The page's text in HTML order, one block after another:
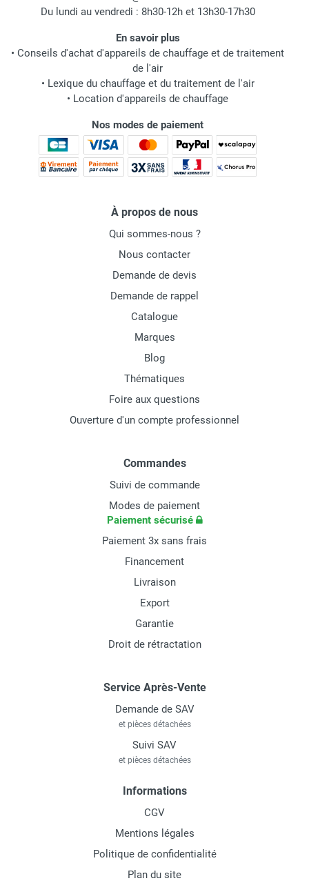
Du lundi au vendredi : 8h30-12h et 13h30-17h30
En savoir plus
• Conseils d'achat d'appareils de chauffage et de traitement
de l'air
• Lexique du chauffage et du traitement de l'air
• Location d'appareils de chauffage
Nos modes de paiement
À propos de nous
Qui sommes-nous ?
Nous contacter
Demande de devis
Demande de rappel
Catalogue
Marques
Blog
Thématiques
Foire aux questions
Ouverture d'un compte professionnel
Commandes
Suivi de commande
Modes de paiement
Paiement sécurisé
Paiement 3x sans frais
Financement
Livraison
Export
Garantie
Droit de rétractation
Service Après-Vente
Demande de SAV
et pièces détachées
Suivi SAV
et pièces détachées
Informations
CGV
Mentions légales
Politique de confidentialité
Plan du site